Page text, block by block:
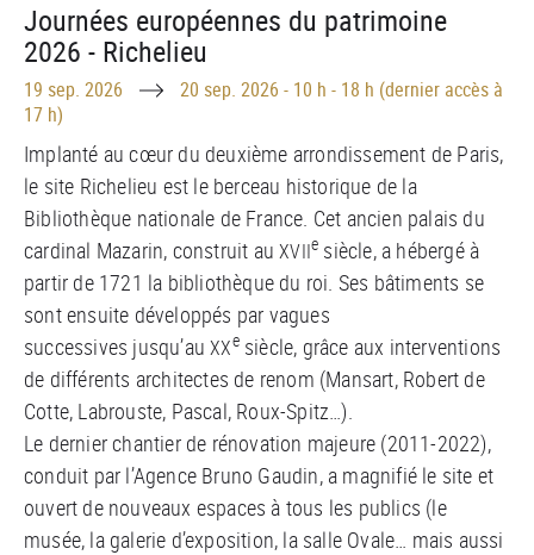
Journées européennes du patrimoine
2026 - Richelieu
19 sep. 2026 Until 20 sep. 2026 - 10 h - 18 h (dernier accès à
17 h)
Implanté au cœur du deuxième arrondissement de Paris,
le site Richelieu est le berceau historique de la
Bibliothèque nationale de France. Cet ancien palais du
cardinal Mazarin, construit auXVIIe siècle, a hébergé à
partir de 1721 la bibliothèque du roi. Ses bâtiments se
sont ensuite développés par vagues
successives jusqu’auXXesiècle, grâce aux interventions
de différents architectes de renom (Mansart, Robert de
Cotte, Labrouste, Pascal, Roux-Spitz…).
Le dernier chantier de rénovation majeure (2011-2022),
conduit par l’Agence Bruno Gaudin, a magnifié le site et
ouvert de nouveaux espaces à tous les publics (le
musée, la galerie d’exposition, la salle Ovale… mais aussi